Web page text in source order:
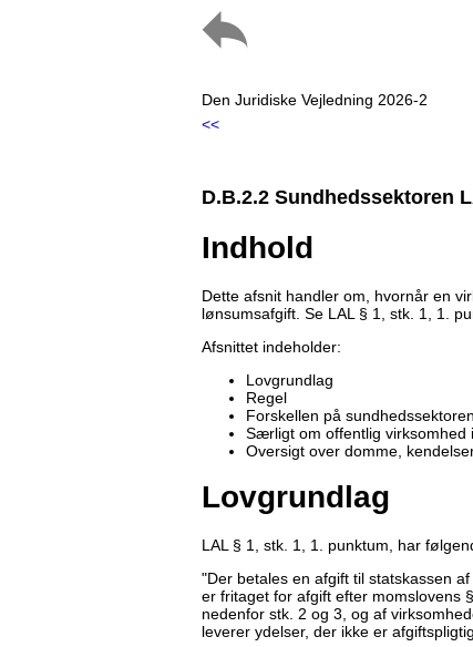
Den Juridiske Vejledning 2026-2
<<
D.B.2.2 Sundhedssektoren
Indhold
Dette afsnit handler om, hvornår en
lønsumsafgift. Se LAL § 1, stk. 1, 1.
Afsnittet indeholder:
Lovgrundlag
Regel
Forskellen på
Særligt om offentlig virksomhed
Oversigt over domme,
Lovgrundlag
LAL § 1, stk. 1, 1. punktum, har
"Der betales en afgift til statskassen
er fritaget for afgift efter momslovens
nedenfor stk. 2 og 3, og af
leverer ydelser, der ikke er